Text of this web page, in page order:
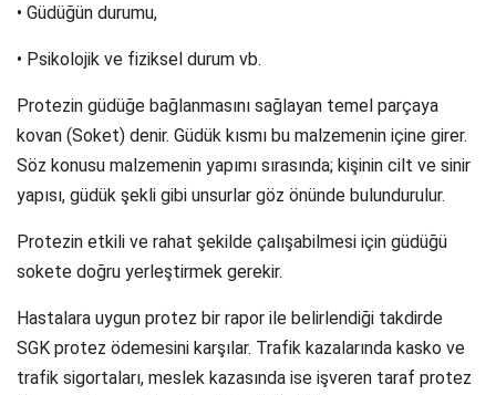
• Güdüğün durumu,
• Psikolojik ve fiziksel durum vb.
Protezin güdüğe bağlanmasını sağlayan temel parçaya
kovan (Soket) denir. Güdük kısmı bu malzemenin içine girer.
Söz konusu malzemenin yapımı sırasında; kişinin cilt ve sinir
yapısı, güdük şekli gibi unsurlar göz önünde bulundurulur.
Protezin etkili ve rahat şekilde çalışabilmesi için güdüğü
sokete doğru yerleştirmek gerekir.
Hastalara uygun protez bir rapor ile belirlendiği takdirde
SGK protez ödemesini karşılar. Trafik kazalarında kasko ve
trafik sigortaları, meslek kazasında ise işveren taraf protez